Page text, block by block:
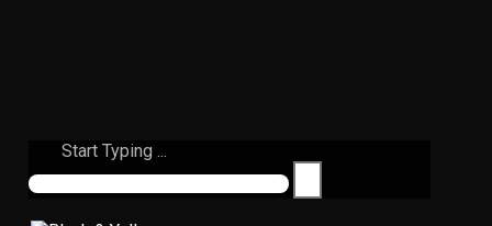
Start Typing ...